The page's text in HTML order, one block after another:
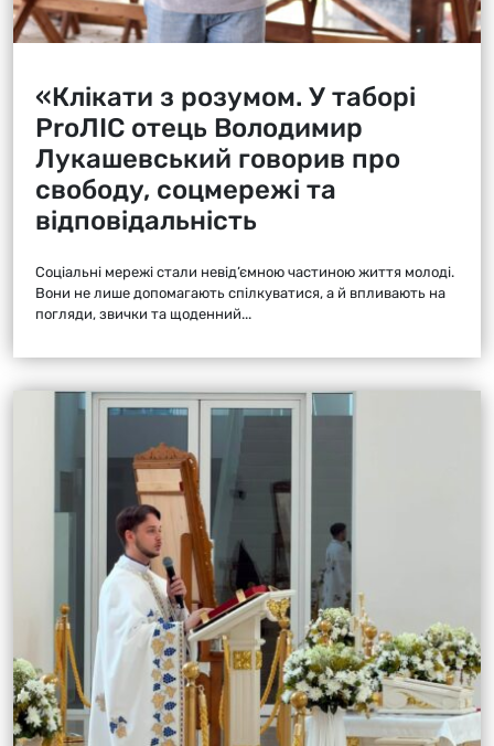
«Клікати з розумом. У таборі
ProЛІС отець Володимир
Лукашевський говорив про
свободу, соцмережі та
відповідальність
Соціальні мережі стали невід’ємною частиною життя молоді.
Вони не лише допомагають спілкуватися, а й впливають на
погляди, звички та щоденний...